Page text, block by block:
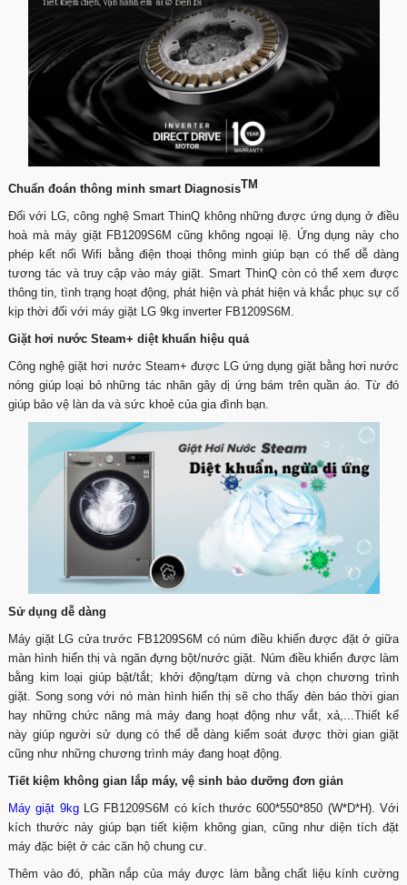
Chuẩn đoán thông minh smart DiagnosisTM
Đối với LG, công nghệ Smart ThinQ không những được ứng dụng ở điều
hoà mà máy giặt FB1209S6M cũng không ngoại lệ. Ứng dụng này cho
phép kết nối Wifi bằng điện thoại thông minh giúp bạn có thể dễ dàng
tương tác và truy cập vào máy giặt. Smart ThinQ còn có thể xem được
thông tin, tình trạng hoạt động, phát hiện và phát hiện và khắc phục sự cố
kịp thời đối với máy giặt LG 9kg inverter FB1209S6M.
Giặt hơi nước Steam+ diệt khuẩn hiệu quả
Công nghệ giặt hơi nước Steam+ được LG ứng dụng giặt bằng hơi nước
nóng giúp loại bỏ những tác nhân gây dị ứng bám trên quần áo. Từ đó
giúp bảo vệ làn da và sức khoẻ của gia đình bạn.
Sử dụng dễ dàng
Máy giặt LG cửa trước FB1209S6M có núm điều khiển được đặt ở giữa
màn hình hiển thị và ngăn đựng bột/nước giặt. Núm điều khiển được làm
bằng kim loại giúp bật/tắt; khởi động/tạm dừng và chọn chương trình
giặt. Song song với nó màn hình hiển thị sẽ cho thấy đèn báo thời gian
hay những chức năng mà máy đang hoạt động như vắt, xả,...Thiết kế
này giúp người sử dụng có thể dễ dàng kiểm soát được thời gian giặt
cũng như những chương trình máy đang hoạt động.
Tiết kiệm không gian lắp máy, vệ sinh bảo dưỡng đơn giản
Máy giặt 9kgLG FB1209S6M có kích thước 600*550*850 (W*D*H). Với
kích thước này giúp bạn tiết kiệm không gian, cũng như diện tích đặt
máy đặc biệt ở các căn hộ chung cư.
Thêm vào đó, phần nắp của máy được làm bằng chất liệu kính cường